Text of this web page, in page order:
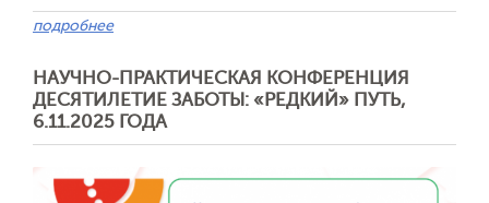
подробнее
НАУЧНО-ПРАКТИЧЕСКАЯ КОНФЕРЕНЦИЯ
ДЕСЯТИЛЕТИЕ ЗАБОТЫ: «РЕДКИЙ» ПУТЬ,
6.11.2025 ГОДА